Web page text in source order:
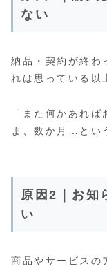
ない
納品・契約が終わ
れは思っている以
「また何かあれ
ま、数か月…とい
原因2｜お知
い
商品やサービスの